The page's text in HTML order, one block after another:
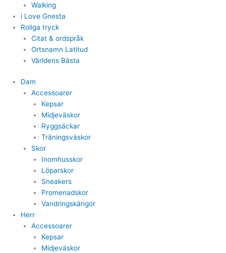
Walking
i Love Gnesta
Roliga tryck
Citat & ordspråk
Ortsnamn Latitud
Världens Bästa
Dam
Accessoarer
Kepsar
Midjeväskor
Ryggsäckar
Träningsväskor
Skor
Inomhusskor
Löparskor
Sneakers
Promenadskor
Vandringskängor
Herr
Accessoarer
Kepsar
Midjeväskor